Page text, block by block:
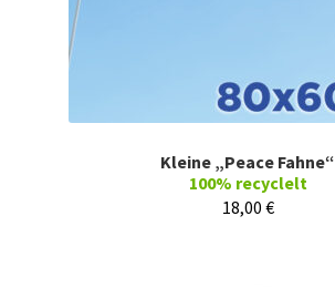
Kleine „Peace Fahne“
100% recyclelt
18,00 €